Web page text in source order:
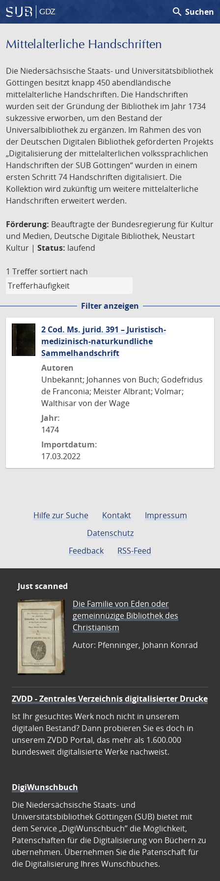
GDZ search Suchen
Mittelalterliche Handschriften
Die Niedersächsische Staats- und Universitätsbibliothek
Göttingen besitzt knapp 450 abendländische
mittelalterliche Handschriften. Die Handschriften
wurden seit der Gründung der Bibliothek im Jahr 1734
sukzessive erworben, um den Bestand der
Universalbibliothek zu ergänzen. Im Rahmen des von
der Deutschen Digitalen Bibliothek geförderten Projekts
„Digitalisierung der mittelalterlichen volkssprachlichen
Handschriften der SUB Göttingen“ wurden in einem
ersten Schritt 74 Handschriften digitalisiert. Die
Kollektion wird zukünftig um weitere mittelalterliche
Handschriften erweitert werden.
Förderung: Beauftragte der Bundesregierung für Kultur
und Medien, Deutsche Digitale Bibliothek, Neustart
Kultur | Status: laufend
1 Treffer sortiert nach
Filter anzeigen
2 Cod. Ms. jurid. 391 – Juristisch-
medizinisch-naturkundliche
Sammelhandschrift
Autoren
Unbekannt; Johannes von Buch; Godefridus
de Franconia; Meister Albrant; Volmar;
Walthisar von der Wage
Jahr:
1474
Importdatum:
17.03.2022
Hilfe zur Suche Kontakt
Impressum
Datenschutz
Feedback
RSS-Feed
Just scanned
Die Familie von Eden oder
gemeinnüzige Bibliothek des
Christianism
Autor: Pfenninger, Johann Konrad
ZVDD - Zentrales Verzeichnis digitalisierter Drucke
Ist Ihr gesuchtes Werk noch nicht in unserem
digitalen Bestand? Dann probieren Sie es doch in
unserem ZVDD Portal, das mehr als 1.600.000
bundesweit digitalisierte Werke nachweist.
DigiWunschbuch
Die Niedersächsische Staats- und
Universitätsbibliothek Göttingen (SUB) bietet mit
dem Service „DigiWunschbuch” die Möglichkeit,
Patenschaften für die Digitalisierung von Büchern zu
übernehmen. Übernehmen Sie die Patenschaft für
die Digitalisierung Ihres Wunschbuches.